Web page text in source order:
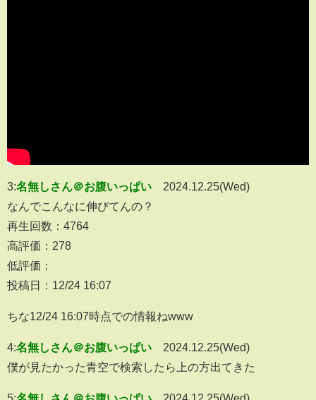
3:名無しさん＠お腹いっぱい
2024.12.25(Wed)
なんでこんなに伸びてんの？
再生回数：4764
高評価：278
低評価：
投稿日：12/24 16:07
ちな12/24 16:07時点での情報ねwww
4:名無しさん＠お腹いっぱい
2024.12.25(Wed)
僕が見たかった青空で検索したら上の方出てきた